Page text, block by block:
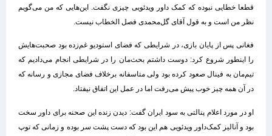
قطعا خطایی نبوده که کمک داور ویدئویی چیزی نگفت. این‌هایی که من می‌گویم
نظر من است و به قول آقای گل‌محمدی فصل الخطاب نیست‌.
فغانی پس از پایان بازی، در شرایطی که فضای استودیو غم‌زده بود صحبت‌هایش
را اینطور شروع کرد: دوست داشتم بحث‌مان را در شرایطی انجام می‌دادیم که
تیم‌مان به فینال صعود کرده بود ولی متاسفانه برخلاف فضای مجازی و رسانه که
در آن همه چیز خوب پیش می‌رفت اما در عمل این اتفاق نیفتاد.
او در مورد اعلام پنالتی به سود ایران گفت: دیدن زنده این صحنه برای داور سخت
بود و آنالیز کمک‌داور ویدئویی هم این بود که دست پشت سر بوده و زمانی که توپ